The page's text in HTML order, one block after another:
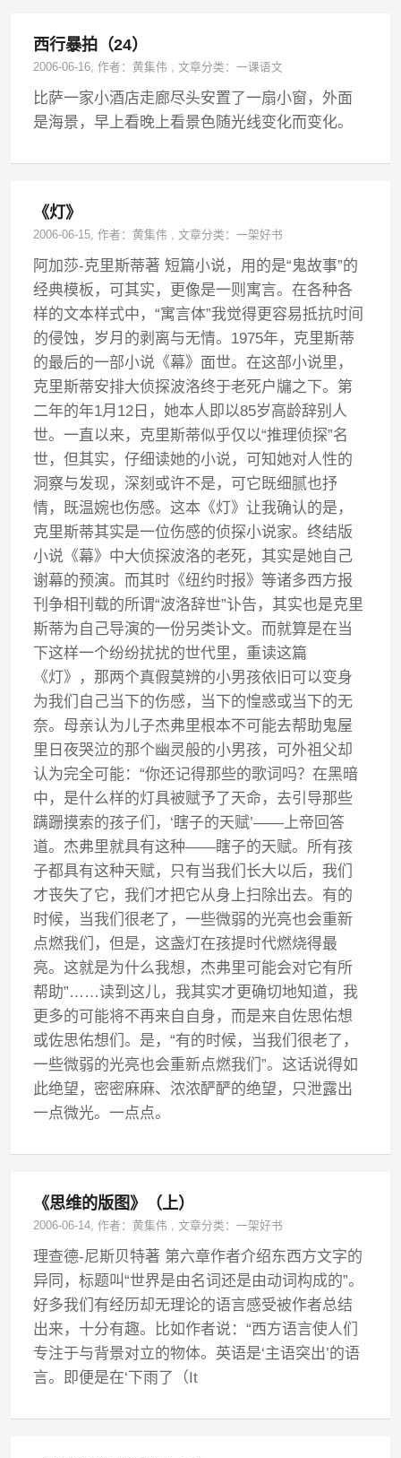
西行暴拍（24）
2006-06-16, 作者：黄集伟 ,文章分类：一课语文
比萨一家小酒店走廊尽头安置了一扇小窗，外面
是海景，早上看晚上看景色随光线变化而变化。
《灯》
2006-06-15, 作者：黄集伟 ,文章分类：一架好书
阿加莎-克里斯蒂著 短篇小说，用的是“鬼故事”的
经典模板，可其实，更像是一则寓言。在各种各
样的文本样式中，“寓言体”我觉得更容易抵抗时间
的侵蚀，岁月的剥离与无情。1975年，克里斯蒂
的最后的一部小说《幕》面世。在这部小说里，
克里斯蒂安排大侦探波洛终于老死户牖之下。第
二年的年1月12日，她本人即以85岁高龄辞别人
世。一直以来，克里斯蒂似乎仅以“推理侦探”名
世，但其实，仔细读她的小说，可知她对人性的
洞察与发现，深刻或许不是，可它既细腻也抒
情，既温婉也伤感。这本《灯》让我确认的是，
克里斯蒂其实是一位伤感的侦探小说家。终结版
小说《幕》中大侦探波洛的老死，其实是她自己
谢幕的预演。而其时《纽约时报》等诸多西方报
刊争相刊载的所谓“波洛辞世”讣告，其实也是克里
斯蒂为自己导演的一份另类讣文。而就算是在当
下这样一个纷纷扰扰的世代里，重读这篇
《灯》，那两个真假莫辨的小男孩依旧可以变身
为我们自己当下的伤感，当下的惶惑或当下的无
奈。母亲认为儿子杰弗里根本不可能去帮助鬼屋
里日夜哭泣的那个幽灵般的小男孩，可外祖父却
认为完全可能：“你还记得那些的歌词吗？在黑暗
中，是什么样的灯具被赋予了天命，去引导那些
蹒跚摸索的孩子们，‘瞎子的天赋’——上帝回答
道。杰弗里就具有这种——瞎子的天赋。所有孩
子都具有这种天赋，只有当我们长大以后，我们
才丧失了它，我们才把它从身上扫除出去。有的
时候，当我们很老了，一些微弱的光亮也会重新
点燃我们，但是，这盏灯在孩提时代燃烧得最
亮。这就是为什么我想，杰弗里可能会对它有所
帮助”……读到这儿，我其实才更确切地知道，我
更多的可能将不再来自自身，而是来自佐思佑想
或佐思佑想们。是，“有的时候，当我们很老了，
一些微弱的光亮也会重新点燃我们”。这话说得如
此绝望，密密麻麻、浓浓酽酽的绝望，只泄露出
一点微光。一点点。
《思维的版图》（上）
2006-06-14, 作者：黄集伟 ,文章分类：一架好书
理查德-尼斯贝特著 第六章作者介绍东西方文字的
异同，标题叫“世界是由名词还是由动词构成的”。
好多我们有经历却无理论的语言感受被作者总结
出来，十分有趣。比如作者说：“西方语言使人们
专注于与背景对立的物体。英语是‘主语突出’的语
言。即便是在‘下雨了（It